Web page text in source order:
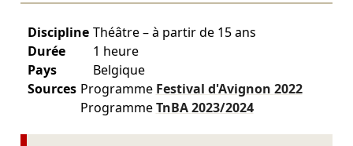
Discipline Théâtre – à partir de 15 ans
Durée
1 heure
Pays
Belgique
Sources Programme Festival d'Avignon 2022
ProgrammeTnBA2023/2024